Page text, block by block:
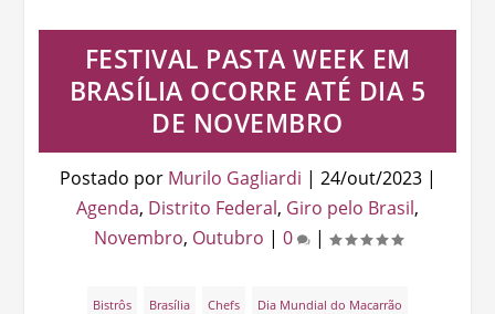
FESTIVAL PASTA WEEK EM
BRASÍLIA OCORRE ATÉ DIA 5
DE NOVEMBRO
Postado por Murilo Gagliardi | 24/out/2023|
Agenda, Distrito Federal, Giro pelo Brasil,
Novembro, Outubro | 0 |
Bistrôs Brasília Chefs Dia Mundial do Macarrão